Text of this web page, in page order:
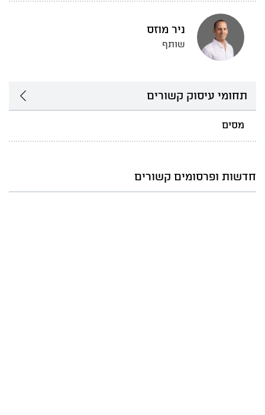
ניר מוזס
שותף
תחומי עיסוק קשורים
מסים
חדשות ופרסומים קשורים